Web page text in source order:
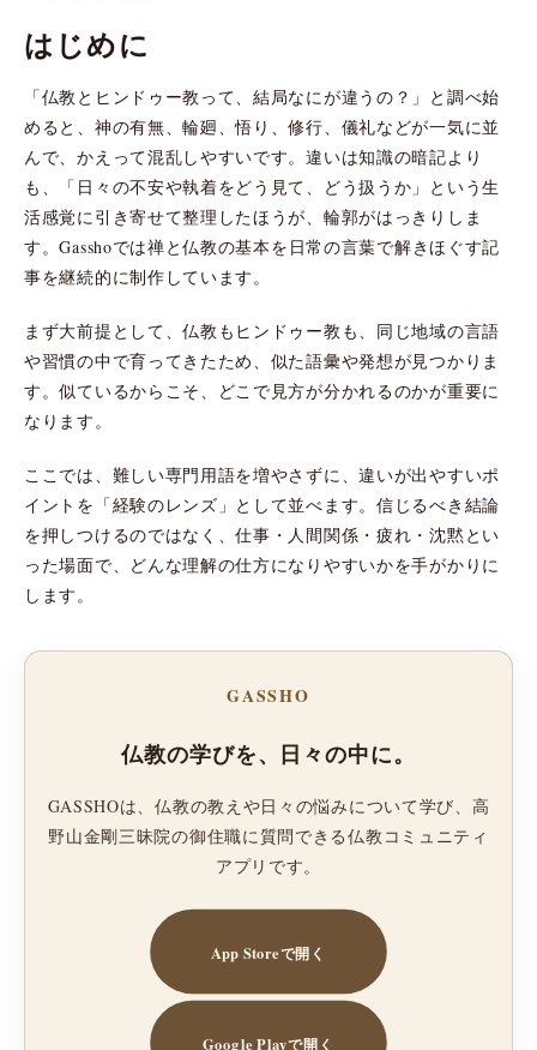
はじめに
「仏教とヒンドゥー教って、結局なにが違うの？」と調べ始
めると、神の有無、輪廻、悟り、修行、儀礼などが一気に並
んで、かえって混乱しやすいです。違いは知識の暗記より
も、「日々の不安や執着をどう見て、どう扱うか」という生
活感覚に引き寄せて整理したほうが、輪郭がはっきりしま
す。Gasshoでは禅と仏教の基本を日常の言葉で解きほぐす記
事を継続的に制作しています。
まず大前提として、仏教もヒンドゥー教も、同じ地域の言語
や習慣の中で育ってきたため、似た語彙や発想が見つかりま
す。似ているからこそ、どこで見方が分かれるのかが重要に
なります。
ここでは、難しい専門用語を増やさずに、違いが出やすいポ
イントを「経験のレンズ」として並べます。信じるべき結論
を押しつけるのではなく、仕事・人間関係・疲れ・沈黙とい
った場面で、どんな理解の仕方になりやすいかを手がかりに
します。
GASSHO
仏教の学びを、日々の中に。
GASSHOは、仏教の教えや日々の悩みについて学び、高
野山金剛三昧院の御住職に質問できる仏教コミュニティ
アプリです。
App Storeで開く
Google Playで開く